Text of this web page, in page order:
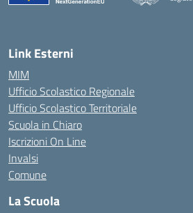
Link Esterni
MIM
Ufficio Scolastico Regionale
Ufficio Scolastico Territoriale
Scuola in Chiaro
Iscrizioni On Line
Invalsi
Comune
La Scuola